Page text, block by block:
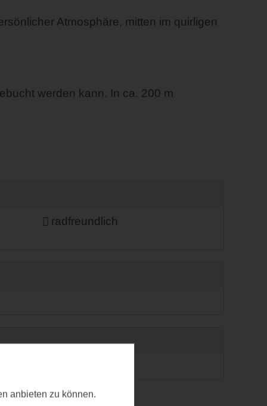
Atmosphäre, mitten im quirligen
werden kann. In ca. 200 m
radfreundlich
anbieten zu können.